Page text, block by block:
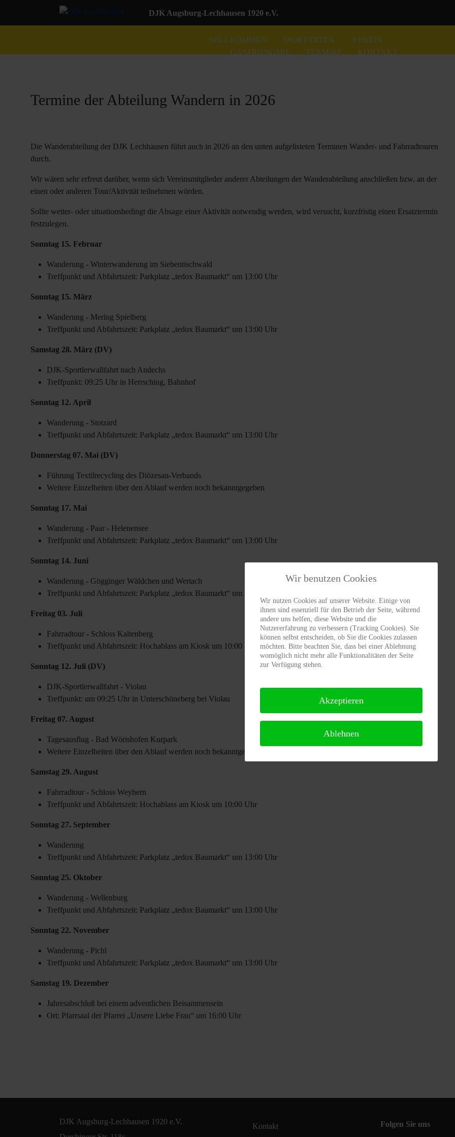
DJK Augsburg-Lechhausen 1920 e.V.
WILLKOMMEN SPORTARTEN
VEREIN
GASTRONOMIE
TERMINE KONTAKT
Termine der Abteilung Wandern in 2026
Die Wanderabteilung der DJK Lechhausen führt auch in 2026 an den unten aufgelisteten Terminen Wander- und Fahrradtouren
durch.
Wir wären sehr erfreut darüber, wenn sich Vereinsmitglieder anderer Abteilungen der Wanderabteilung anschließen bzw. an der
einen oder anderen Tour/Aktivität teilnehmen würden.
Sollte wetter- oder situationsbedingt die Absage einer Aktivität notwendig werden, wird versucht, kurzfristig einen Ersatztermin
festzulegen.
Sonntag 15. Februar
Wanderung - Winterwanderung im Siebentischwald
Treffpunkt und Abfahrtszeit: Parkplatz „tedox Baumarkt“ um 13:00 Uhr
Sonntag 15. März
Wanderung - Mering Spielberg
Treffpunkt und Abfahrtszeit: Parkplatz „tedox Baumarkt“ um 13:00 Uhr
Samstag 28. März (DV)
DJK-Sportlerwallfahrt nach Andechs
Treffpunkt: 09:25 Uhr in Herrsching, Bahnhof
Sonntag 12. April
Wanderung - Stotzard
Treffpunkt und Abfahrtszeit: Parkplatz „tedox Baumarkt“ um 13:00 Uhr
Donnerstag 07. Mai (DV)
Führung Textilrecycling des Diözesan-Verbands
Weitere Einzelheiten über den Ablauf werden noch bekanntgegeben
Sonntag 17. Mai
Wanderung - Paar - Helenensee
Treffpunkt und Abfahrtszeit: Parkplatz „tedox Baumarkt“ um 13:00 Uhr
Sonntag 14. Juni
Wanderung - Gögginger Wäldchen und Wertach
Treffpunkt und Abfahrtszeit: Parkplatz „tedox Baumarkt“ um 13:00 Uhr
Freitag 03. Juli
Fahrradtour - Schloss Kaltenberg
Treffpunkt und Abfahrtszeit: Hochablass am Kiosk um 10:00 Uhr
Sonntag 12. Juli (DV)
DJK-Sportlerwallfahrt - Violau
Treffpunkt: um 09:25 Uhr in Unterschöneberg bei Violau
Freitag 07. August
Tagesausflug - Bad Wörishofen Kurpark
Weitere Einzelheiten über den Ablauf werden noch bekanntgegeben
Samstag 29. August
Fahrradtour - Schloss Weyhern
Treffpunkt und Abfahrtszeit: Hochablass am Kiosk um 10:00 Uhr
Sonntag 27. September
Wanderung
Treffpunkt und Abfahrtszeit: Parkplatz „tedox Baumarkt“ um 13:00 Uhr
Sonntag 25. Oktober
Wanderung - Wellenburg
Treffpunkt und Abfahrtszeit: Parkplatz „tedox Baumarkt“ um 13:00 Uhr
Sonntag 22. November
Wanderung - Pichl
Treffpunkt und Abfahrtszeit: Parkplatz „tedox Baumarkt“ um 13:00 Uhr
Samstag 19. Dezember
Jahresabschluß bei einem adventlichen Beisammensein
Ort: Pfarrsaal der Pfarrei „Unsere Liebe Frau“ um 16:00 Uhr
DJK Augsburg-Lechhausen 1920 e.V.
Kontakt Folgen Sie uns
Wir benutzen Cookies
Wir nutzen Cookies auf unserer Website. Einige von
ihnen sind essenziell für den Betrieb der Seite, während
andere uns helfen, diese Website und die
Nutzererfahrung zu verbessern (Tracking Cookies). Sie
können selbst entscheiden, ob Sie die Cookies zulassen
möchten. Bitte beachten Sie, dass bei einer Ablehnung
womöglich nicht mehr alle Funktionalitäten der Seite
zur Verfügung stehen.
Akzeptieren
Ablehnen